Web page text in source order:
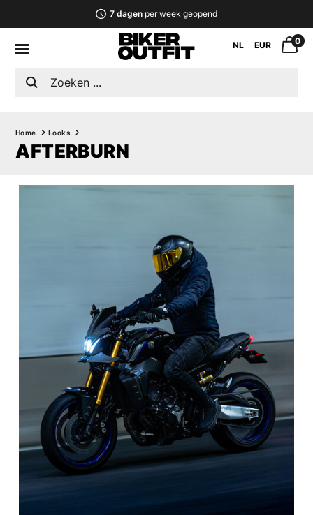
7 dagenper week geopend
NL EUR 0
Home Looks
AFTERBURN